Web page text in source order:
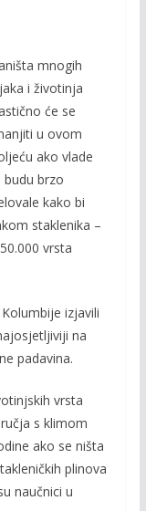
mnogih
i životinja
će se
u ovom
ako vlade
budu brzo
kako bi
staklenika –
vrsta
izjavili
na
padavina.
vrsta
s klimom
ako se ništa
plinova
naučnici u